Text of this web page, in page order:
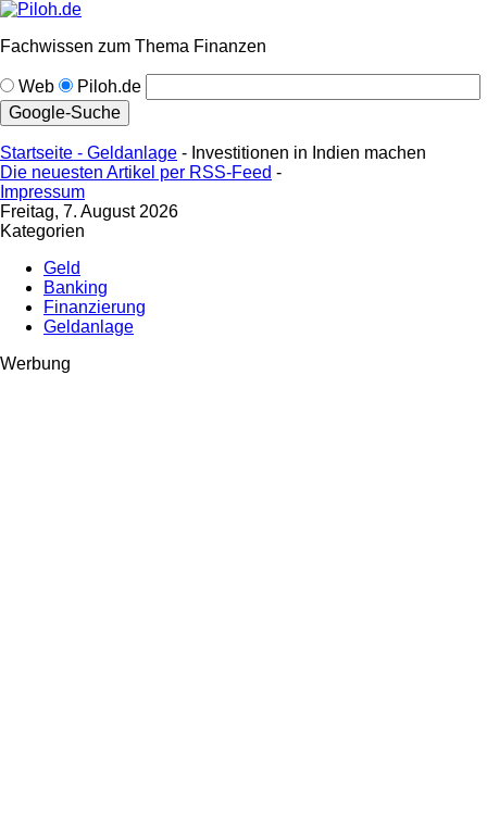
Fachwissen zum Thema Finanzen
Web Piloh.de
Startseite - Geldanlage - Investitionen in Indien machen
Die neuesten Artikel per RSS-Feed -
Impressum
Freitag, 7. August 2026
Kategorien
Geld
Banking
Finanzierung
Geldanlage
Werbung